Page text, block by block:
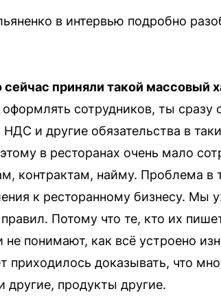
в интервью подробно
приняли такой массовый
сотрудников, ты сразу
и другие обязательства в
в ресторанах очень мало
контрактам, найму. Проблема в
к ресторанному бизнесу. Мы
Потому что те, кто их
не понимают, как всё устроено
приходилось доказывать, что
другие, продукты другие.